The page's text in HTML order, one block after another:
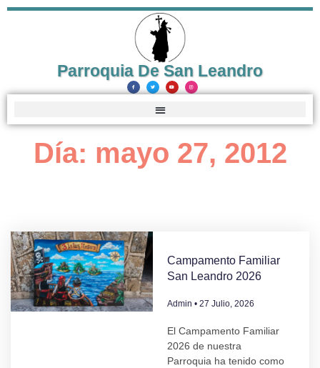
Parroquia De San Leandro
Día: mayo 27, 2012
Campamento Familiar
San Leandro 2026
Admin 27 Julio, 2026
El Campamento Familiar
2026 de nuestra
Parroquia ha tenido como